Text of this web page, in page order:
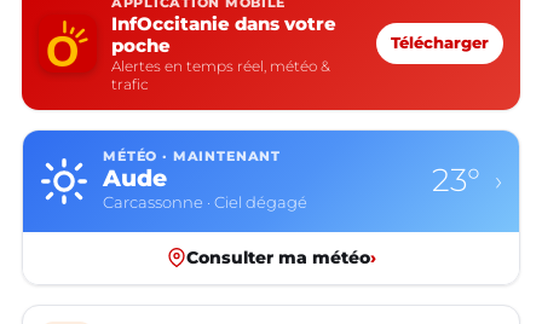
InfOccitanie dans votre
poche
Alertes en temps réel, météo &
trafic
Télécharger
MÉTÉO · MAINTENANT
Aude
Carcassonne · Ciel dégagé
23° ›
Consulter ma météo›